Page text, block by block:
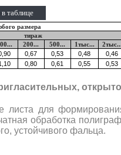
таблице
размера
тираж
200... 500... 1тыс...
для
обработка
устойчивого фальца.